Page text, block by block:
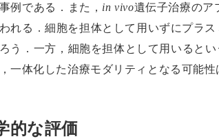
例である．また， in vivo遺伝子治療のア
れる．細胞を担体として用いずにプラ
う．一方，細胞を担体として用いると
一体化した治療モダリティとなる可能性
的な評価